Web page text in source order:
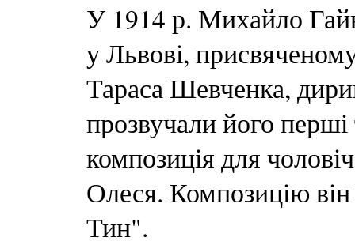
У 1914 р. Михайло
у Львові,
Тараса Шевченка,
прозвучали його
композиція для
Олеся. Композицію
Тин".